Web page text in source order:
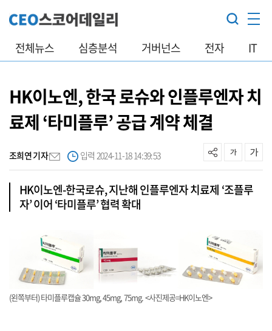
전체뉴스 심층분석 거버넌스 전자 IT
HK이노엔, 한국 로슈와 인플루엔자 치
료제 ‘타미플루’ 공급 계약 체결
조희연 기자 입력 2024-11-18 14:39:53
HK이노엔-한국로슈, 지난해 인플루엔자 치료제 ‘조플루
자’ 이어 ‘타미플루’ 협력 확대
(왼쪽부터) 타미플루캡슐 30mg, 45mg, 75mg. <사진제공=HK이노엔>